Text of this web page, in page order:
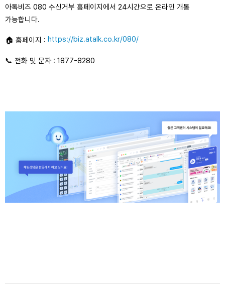
아톡비즈 080 수신거부 홈페이지에서 24시간으로 온라인 개통
가능합니다.
🏠 홈페이지 : https://biz.atalk.co.kr/080/
📞 전화 및 문자 : 1877-8280